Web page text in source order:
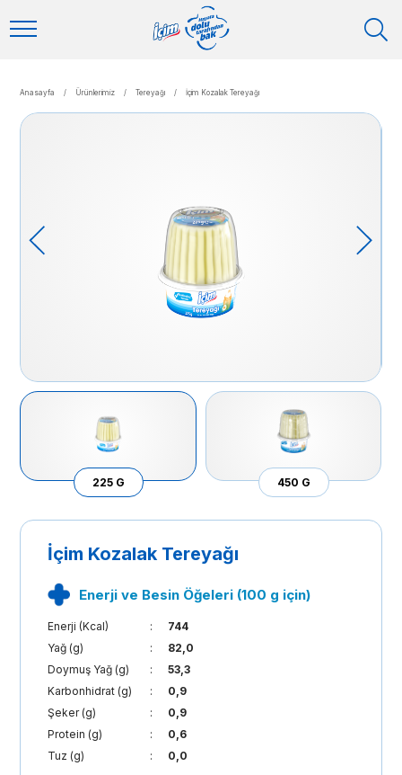
Anasayfa / Ürünlerimiz / Tereyağı / İçim Kozalak Tereyağı
225 G 450 G
İçim Kozalak Tereyağı
Enerji ve Besin Öğeleri (100 g için)
Enerji (Kcal) :
744
Yağ (g)
:
82,0
Doymuş Yağ (g)
:
53,3
Karbonhidrat (g)
:
0,9
Şeker (g)
:
0,9
Protein (g)
:
0,6
Tuz (g)
: 0,0